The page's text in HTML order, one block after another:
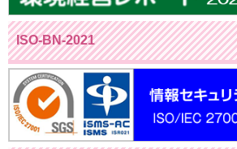
ISO-BN-2021